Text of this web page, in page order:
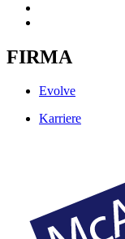
FIRMA
Evolve
Karriere